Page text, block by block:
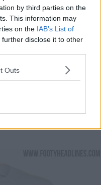
by third parties on the
This information may
on the IAB’s List of
further disclose it to other
Outs
24-25